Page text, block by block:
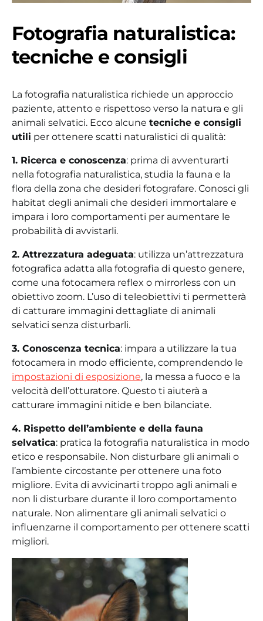
Fotografia naturalistica:
tecniche e consigli
La fotografia naturalistica richiede un approccio
paziente, attento e rispettoso verso la natura e gli
animali selvatici. Ecco alcune tecniche e consigli
utili per ottenere scatti naturalistici di qualità:
1. Ricerca e conoscenza: prima di avventurarti
nella fotografia naturalistica, studia la fauna e la
flora della zona che desideri fotografare. Conosci gli
habitat degli animali che desideri immortalare e
impara i loro comportamenti per aumentare le
probabilità di avvistarli.
2. Attrezzatura adeguata: utilizza un’attrezzatura
fotografica adatta alla fotografia di questo genere,
come una fotocamera reflex o mirrorless con un
obiettivo zoom. L’uso di teleobiettivi ti permetterà
di catturare immagini dettagliate di animali
selvatici senza disturbarli.
3. Conoscenza tecnica: impara a utilizzare la tua
fotocamera in modo efficiente, comprendendo le
impostazioni di esposizione, la messa a fuoco e la
velocità dell’otturatore. Questo ti aiuterà a
catturare immagini nitide e ben bilanciate.
4. Rispetto dell’ambiente e della fauna
selvatica: pratica la fotografia naturalistica in modo
etico e responsabile. Non disturbare gli animali o
l’ambiente circostante per ottenere una foto
migliore. Evita di avvicinarti troppo agli animali e
non li disturbare durante il loro comportamento
naturale. Non alimentare gli animali selvatici o
influenzarne il comportamento per ottenere scatti
migliori.